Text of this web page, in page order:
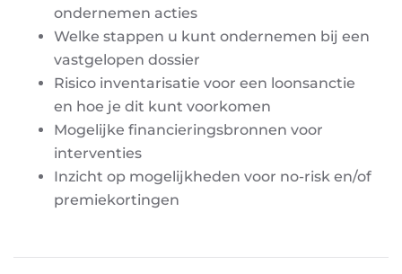
ondernemen acties
Welke stappen u kunt ondernemen bij een
vastgelopen dossier
Risico inventarisatie voor een loonsanctie
en hoe je dit kunt voorkomen
Mogelijke financieringsbronnen voor
interventies
Inzicht op mogelijkheden voor no-risk en/of
premiekortingen